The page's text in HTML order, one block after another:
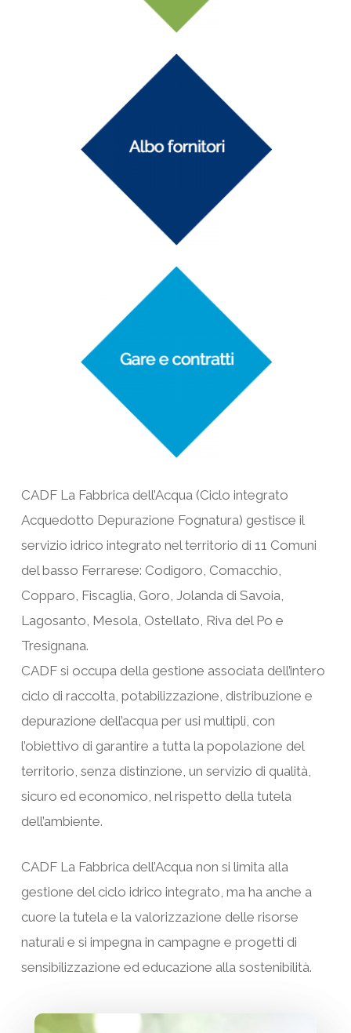
CADF La Fabbrica dell’Acqua (Ciclo integrato
Acquedotto Depurazione Fognatura) gestisce il
servizio idrico integrato nel territorio di 11 Comuni
del basso Ferrarese: Codigoro, Comacchio,
Copparo, Fiscaglia, Goro, Jolanda di Savoia,
Lagosanto, Mesola, Ostellato, Riva del Po e
Tresignana.
CADF si occupa della gestione associata dell’intero
ciclo di raccolta, potabilizzazione, distribuzione e
depurazione dell’acqua per usi multipli, con
l’obiettivo di garantire a tutta la popolazione del
territorio, senza distinzione, un servizio di qualità,
sicuro ed economico, nel rispetto della tutela
dell’ambiente.
CADF La Fabbrica dell’Acqua non si limita alla
gestione del ciclo idrico integrato, ma ha anche a
cuore la tutela e la valorizzazione delle risorse
naturali e si impegna in campagne e progetti di
sensibilizzazione ed educazione alla sostenibilità.